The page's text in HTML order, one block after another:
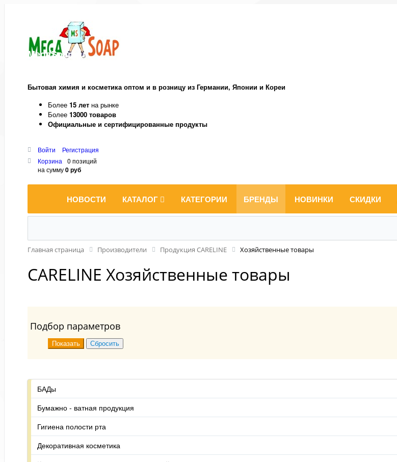
MegaSoap.ru
Бытовая химия и косметика оптом и в розницу из Германии, Японии и Кореи
Более 15 лет на рынке
Более 13000 товаров
Официальные и сертифицированные продукты
Войти
Регистрация
Корзина
0 позиций
на сумму0 руб
НОВОСТИ КАТАЛОГ КАТЕГОРИИ БРЕНДЫ НОВИНКИ СКИДКИ
Главная страница Производители Продукция CARELINE Хозяйственные товары
CARELINE Хозяйственные товары
Подбор параметров
БАДы
Бумажно - ватная продукция
Гигиена полости рта
Декоративная косметика